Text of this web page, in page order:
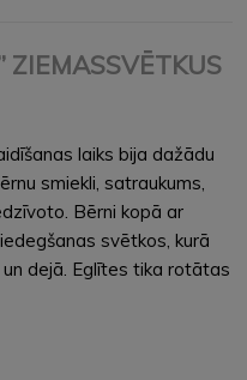
ZIEMASSVĒTKUS
laiks bija dažādu
smiekli, satraukums,
Bērni kopā ar
svētkos, kurā
dejā. Eglītes tika rotātas